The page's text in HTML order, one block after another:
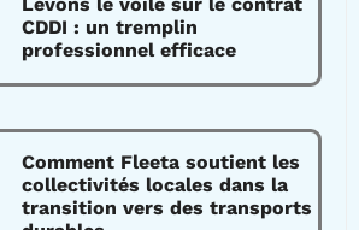
CDDI : un tremplin
professionnel efficace
Comment Fleeta soutient les
collectivités locales dans la
transition vers des transports